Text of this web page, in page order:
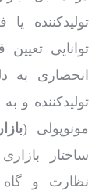
تولیدکننده
توانایی
انحصاری به
تولیدکننده و
مونوپولی (
ساختار
نظارت و